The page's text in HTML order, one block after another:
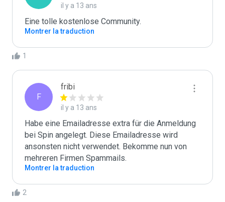
il y a 13 ans
Eine tolle kostenlose Community.
Montrer la traduction
1
F
fribi
il y a 13 ans
Habe eine Emailadresse extra für die Anmeldung
bei Spin angelegt. Diese Emailadresse wird
ansonsten nicht verwendet. Bekomme nun von
mehreren Firmen Spammails.
Montrer la traduction
2